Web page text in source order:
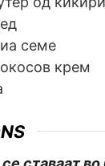
семе
крем